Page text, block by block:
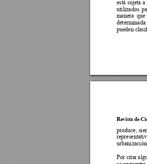
está sujeta a
utilizados
manera que
determinada
pueden
Revista de
produce,
Por citar